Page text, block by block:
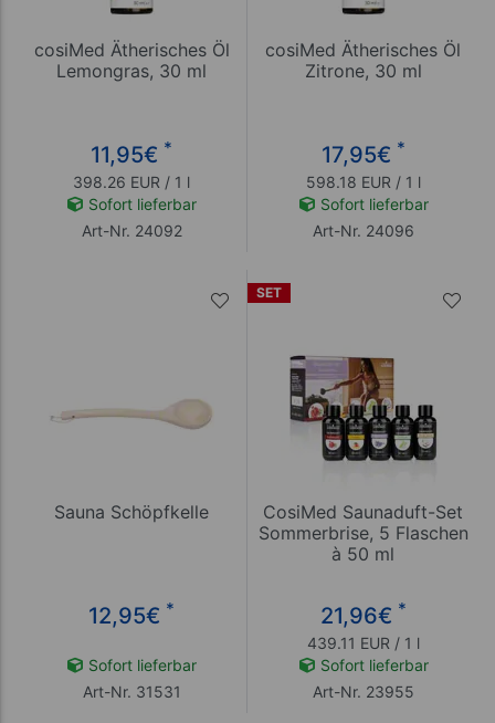
cosiMed Ätherisches Öl
Lemongras, 30 ml
11,95€ *
398.26 EUR / 1 l
Sofort lieferbar
Art-Nr. 24092
cosiMed Ätherisches Öl
Zitrone, 30 ml
17,95€ *
598.18 EUR / 1 l
Sofort lieferbar
Art-Nr. 24096
Sauna Schöpfkelle
12,95€ *
Sofort lieferbar
Art-Nr. 31531
SET
CosiMed Saunaduft-Set
Sommerbrise, 5 Flaschen
à 50 ml
21,96€ *
439.11 EUR / 1 l
Sofort lieferbar
Art-Nr. 23955